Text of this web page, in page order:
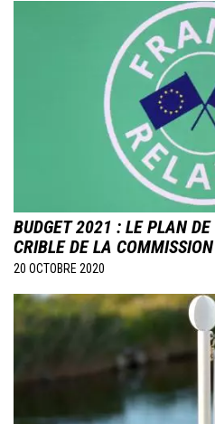
BUDGET 2021 : LE PLAN
CRIBLE DE LA
20 OCTOBRE 2020
Image